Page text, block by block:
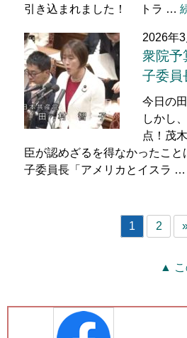
引き込まれました！ トラ …
2026年3
衆院
子委員
今日の
しかし
点！茂
臣が認めざるを得なかったこ
子委員長「アメリカとイスラ …
1 2
▲ こ